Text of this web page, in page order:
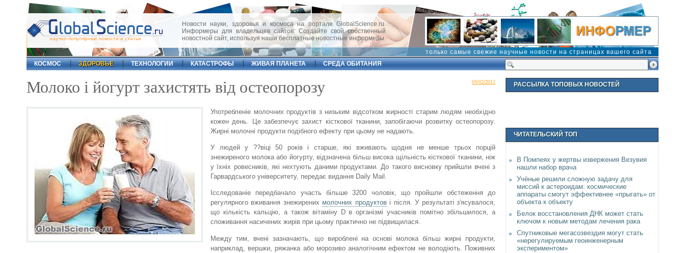
научно-популярные новости и статьи
Новости науки, здоровья и космоса на портале GlobalScience.ru.
Информеры для владельцев сайтов. Создайте свой собственный
новостной сайт, используя наши бесплатные новостные информеры.
только самые свежие научные новости на страницах вашего сайта
КОСМОС
ЗДОРОВЬЕ ТЕХНОЛОГИИ КАТАСТРОФЫ ЖИВАЯ ПЛАНЕТА СРЕДА ОБИТАНИЯ
05/02/2013
Молоко і йогурт захистять від остеопорозу
Употребленіе молочних продуктів з низьким відсотком жирності старим людям необхідно
кожен день. Це забезпечує захист кісткової тканини, запобігаючи розвитку остеопорозу.
Жирні молочні продукти подібного ефекту при цьому не надають.
У людей у ??віці 50 років і старше, які вживають щодня не менше трьох порцій
знежиреного молока або йогурту, відзначена більш висока щільність кісткової тканини, ніж
у їхніх ровесників, які нехтують даними продуктами. До такого висновку прийшли вчені з
Гарвардського університету, передає видання Daily Mail.
Ісследованіе передбачало участь більше 3200 чоловік, що пройшли обстеження до
регулярного вживання знежирених молочних продуктові після. У результаті з'ясувалося,
що кількість кальцію, а також вітаміну D в організмі учасників помітно збільшилося, а
споживання насичених жирів при цьому практично не підвищилася.
Между тим, вчені зазначають, що вироблені на основі молока більш жирні продукти,
наприклад, вершки, ряжанка або морозиво аналогічним ефектом не володіють. Поживних
РАССЫЛКА ТОПОВЫХ НОВОСТЕЙ
ЧИТАТЕЛЬСКИЙ ТОП
В Помпеях у жертвы извержения Везувия
нашли набор врача
Учёные решили сложную задачу для
миссий к астероидам: космические
аппараты смогут эффективнее «прыгать» от
объекта к объекту
Белок восстановления ДНК может стать
ключом к новым методам лечения рака
Спутниковые мегасозвездия могут стать
«нерегулируемым геоинженерным
экспериментом»